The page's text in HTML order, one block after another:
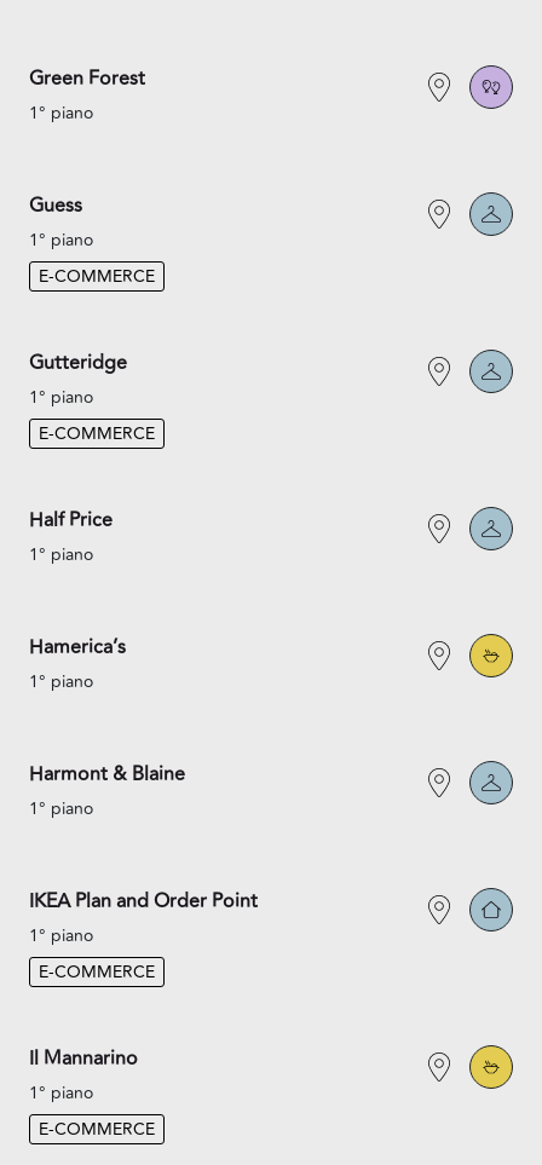
Green Forest
1° piano
Guess
1° piano
E-COMMERCE
Gutteridge
1° piano
E-COMMERCE
Half Price
1° piano
Hamerica’s
1° piano
Harmont & Blaine
1° piano
IKEA Plan and Order Point
1° piano
E-COMMERCE
Il Mannarino
1° piano
E-COMMERCE